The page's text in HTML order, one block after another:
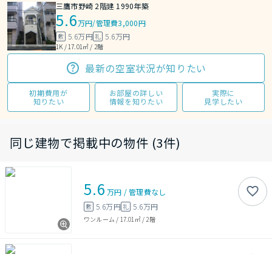
三鷹市野崎 2階建 1990年築
5.6万円/管理費3,000円
敷 5.6万円礼 5.6万円
1K / 17.01㎡ / 2階
最新の空室状況が知りたい
初期費用が
知りたい
お部屋の詳しい
情報を知りたい
実際に
見学したい
同じ建物で掲載中の物件 (3件)
5.6 万円 /管理費なし
敷 5.6万円礼 5.6万円
ワンルーム / 17.01㎡/ 2階